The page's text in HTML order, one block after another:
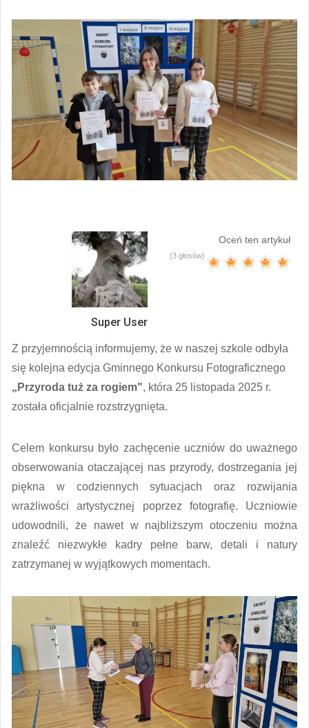
Super User
Oceń ten artykuł
(3 głosów)
Z przyjemnością informujemy, że w naszej szkole odbyła
się kolejna edycja Gminnego Konkursu Fotograficznego
„Przyroda tuż za rogiem", która 25 listopada 2025 r.
została oficjalnie rozstrzygnięta.
Celem konkursu było zachęcenie uczniów do uważnego
obserwowania otaczającej nas przyrody, dostrzegania jej
piękna w codziennych sytuacjach oraz rozwijania
wrażliwości artystycznej poprzez fotografię. Uczniowie
udowodnili, że nawet w najbliższym otoczeniu można
znaleźć niezwykłe kadry pełne barw, detali i natury
zatrzymanej w wyjątkowych momentach.